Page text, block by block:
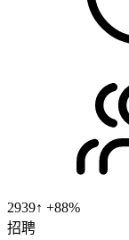
2939↑ +88%
招聘